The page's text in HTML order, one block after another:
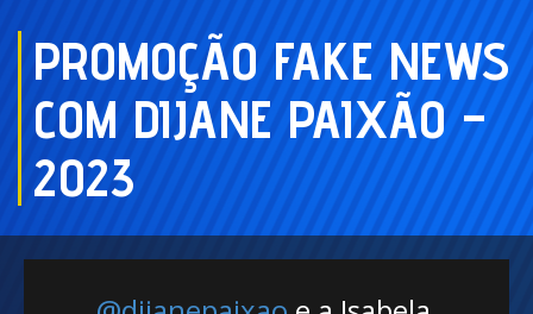
PROMOÇÃO FAKE NEWS
COM DIJANE PAIXÃO –
2023